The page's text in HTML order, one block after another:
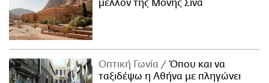
μέλλον της Μονής Σινά
Οπτική Γωνία
Όπου και να
ταξιδέψω η Αθήνα με πληγώνει